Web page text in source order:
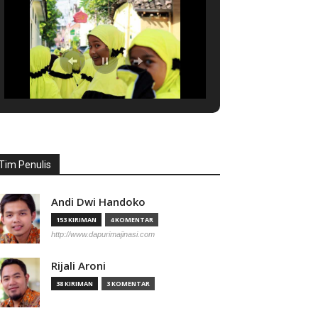
Penulis
Andi Dwi Handoko
153 KIRIMAN 4 KOMENTAR
http://www.dapurimajinasi.com
Rijali Aroni
38 KIRIMAN 3 KOMENTAR